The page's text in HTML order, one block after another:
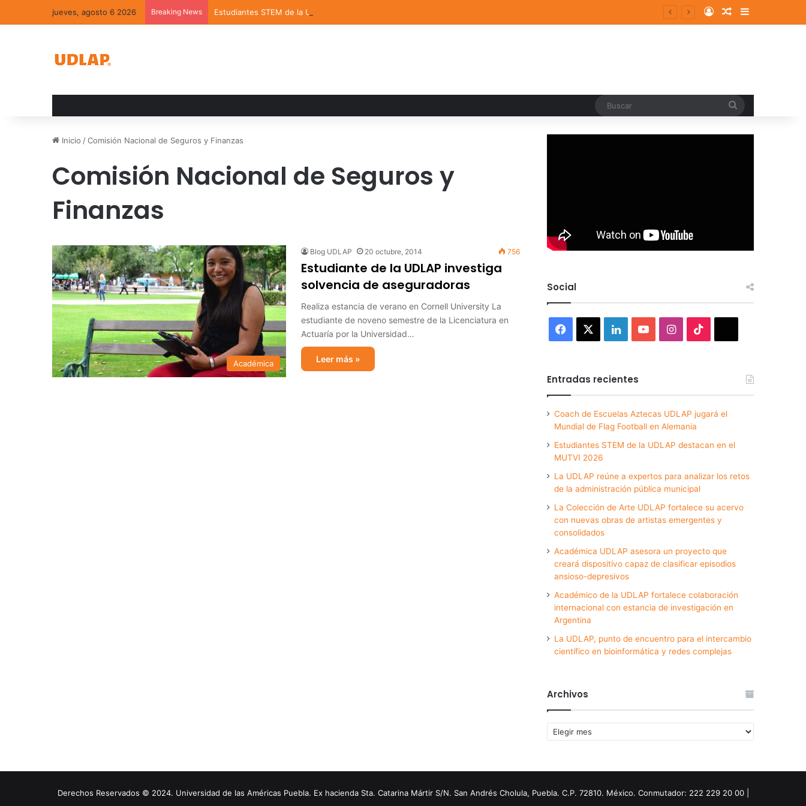
jueves, agosto 6 2026 Breaking News Estudiantes STEM de la UDLAP destacan en el MUTVI 2026 Log InRandom Article
Sidebar
Inicio /Comisión Nacional de Seguros y Finanzas
Comisión Nacional de Seguros y
Finanzas
Académica
Blog UDLAP 20 octubre, 2014 756
Estudiante de la UDLAP investiga
solvencia de aseguradoras
Realiza estancia de verano en Cornell University La
estudiante de noveno semestre de la Licenciatura en
Actuaría por la Universidad…
Leer más »
Social
Facebook LinkedInYouTubeInstagram
Entradas recientes
Coach de Escuelas Aztecas UDLAP jugará el
Mundial de Flag Football en Alemania
Estudiantes STEM de la UDLAP destacan en el
MUTVI 2026
La UDLAP reúne a expertos para analizar los retos
de la administración pública municipal
La Colección de Arte UDLAP fortalece su acervo
con nuevas obras de artistas emergentes y
consolidados
Académica UDLAP asesora un proyecto que
creará dispositivo capaz de clasificar episodios
ansioso-depresivos
Académico de la UDLAP fortalece colaboración
internacional con estancia de investigación en
Argentina
La UDLAP, punto de encuentro para el intercambio
científico en bioinformática y redes complejas
Archivos
Archivos
Derechos Reservados © 2024. Universidad de las Américas Puebla. Ex hacienda Sta. Catarina Mártir S/N. San Andrés Cholula, Puebla. C.P. 72810. México. Conmutador: 222 229 20 00 |